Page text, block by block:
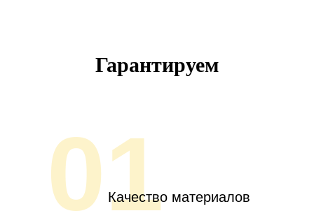
Гарантируем
01Качество материалов